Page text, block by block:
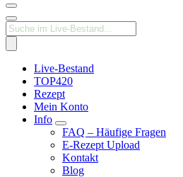
Products
search
Live-Bestand
TOP420
Rezept
Mein Konto
Info
FAQ – Häufige Fragen
E-Rezept Upload
Kontakt
Blog